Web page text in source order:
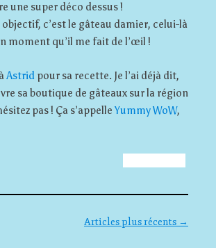
une super déco dessus !
c’est le gâteau damier, celui-là
moment qu’il me fait de l’œil !
Astrid pour sa recette. Je l’ai déjà dit,
sa boutique de gâteaux sur la région
pas ! Ça s’appelle Yummy WoW,
Articles plus récents →